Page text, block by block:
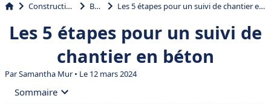
Construction BTP Les 5 étapes pour un suivi de chantier en béton
Les 5 étapes pour un suivi de
chantier en béton
ParSamantha Mur• Le 12 mars 2024
Sommaire